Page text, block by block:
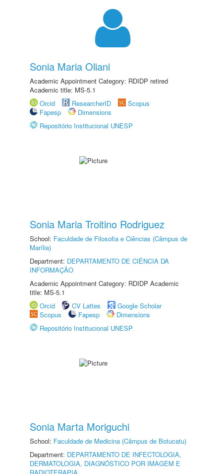
Sonia Maria Oliani
Academic Appointment Category: RDIDP retired
Academic title: MS-5.1
Orcid
ResearcherID
Scopus
Fapesp
Dimensions
Repositório Institucional UNESP
Sonia Maria Troitino Rodriguez
School: Faculdade de Filosofia e Ciências (Câmpus de
Marília)
Department: DEPARTAMENTO DE CIÊNCIA DA
INFORMAÇÃO
Academic Appointment Category: RDIDP Academic
title: MS-5.1
Orcid
CV Lattes
Google Scholar
Scopus
Fapesp
Dimensions
Repositório Institucional UNESP
Sonia Marta Moriguchi
School: Faculdade de Medicina (Câmpus de Botucatu)
Department: DEPARTAMENTO DE INFECTOLOGIA,
DERMATOLOGIA, DIAGNÓSTICO POR IMAGEM E